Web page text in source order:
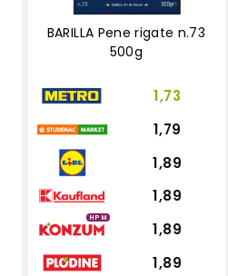
BARILLA Pene rigate n.73
500g
1,73
1,79
1,89
1,89
HPM
1,89
1,89